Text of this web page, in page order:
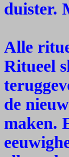
duister.
Alle
Ritueel
de
maken.